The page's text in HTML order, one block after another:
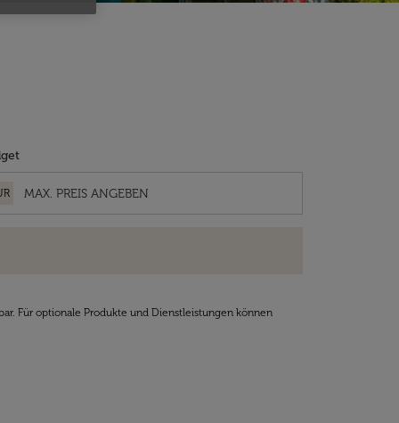
Für optionale Produkte und Dienstleistungen können